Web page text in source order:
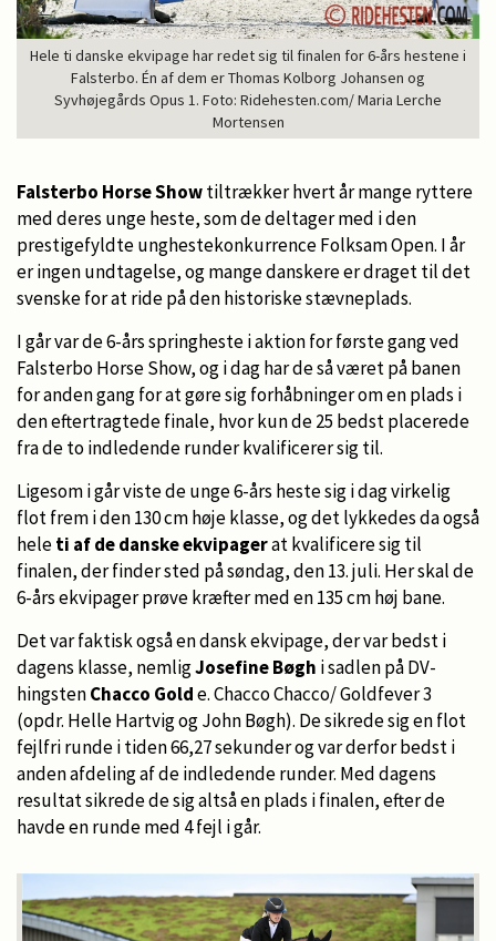
Hele ti danske ekvipage har redet sig til finalen for 6-års hestene i
Falsterbo. Én af dem er Thomas Kolborg Johansen og
Syvhøjegårds Opus 1. Foto: Ridehesten.com/ Maria Lerche
Mortensen
Falsterbo Horse Showtiltrækker hvert år mange ryttere
med deres unge heste, som de deltager med i den
prestigefyldte unghestekonkurrence Folksam Open. I år
er ingen undtagelse, og mange danskere er draget til det
svenske for at ride på den historiske stævneplads.
I går var de 6-års springheste i aktion for første gang ved
Falsterbo Horse Show, og i dag har de så været på banen
for anden gang for at gøre sig forhåbninger om en plads i
den eftertragtede finale, hvor kun de 25 bedst placerede
fra de to indledende runder kvalificerer sig til.
Ligesom i går viste de unge 6-års heste sig i dag virkelig
flot frem i den 130 cm høje klasse, og det lykkedes da også
heleti af de danske ekvipagerat kvalificere sig til
finalen, der finder sted på søndag, den 13. juli. Her skal de
6-års ekvipager prøve kræfter med en 135 cm høj bane.
Det var faktisk også en dansk ekvipage, der var bedst i
dagens klasse, nemligJosefine Bøgh i sadlen på DV-
hingstenChacco Golde. Chacco Chacco/ Goldfever 3
(opdr. Helle Hartvig og John Bøgh). De sikrede sig en flot
fejlfri runde i tiden 66,27 sekunder og var derfor bedst i
anden afdeling af de indledende runder. Med dagens
resultat sikrede de sig altså en plads i finalen, efter de
havde en runde med 4 fejl i går.